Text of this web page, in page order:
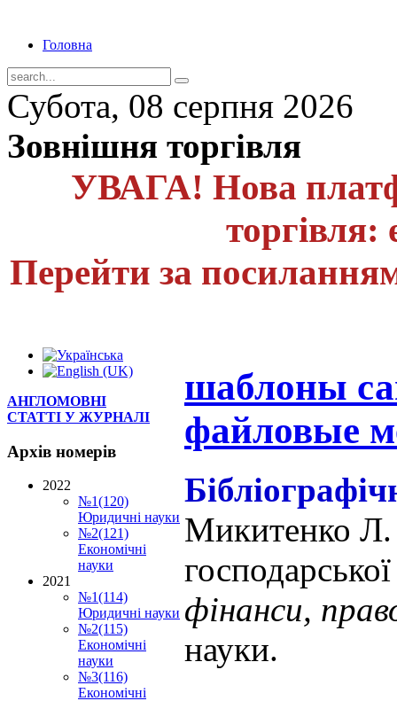
Головна
Субота, 08 серпня 2026
Зовнішня торгівля
УВАГА! Нова
Перейти за
шаблоны
файловые
Микитенко
фінанси,
науки.
АНГЛОМОВНІ
СТАТТІ У ЖУРНАЛІ
Архів номерів
2022
№1(120)
Юридичні науки
№2(121)
Економічні
науки
2021
№1(114)
Юридичні науки
№2(115)
Економічні
науки
№3(116)
Економічні